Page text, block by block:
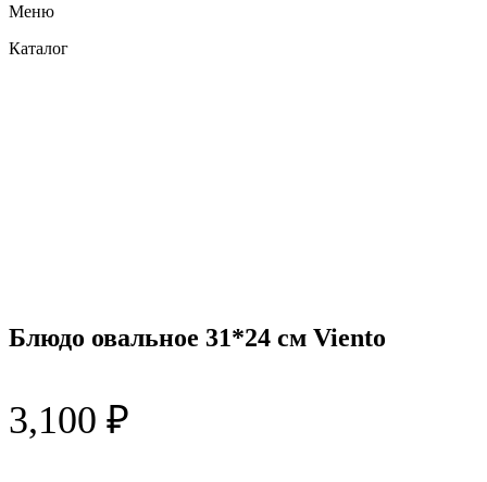
Меню
Каталог
Блюдо овальное 31*24 см Viento
3,100 ₽